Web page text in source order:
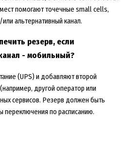
помогают точечные small cells,
альтернативный канал.
резерв, если
- мобильный?
(UPS) и добавляют второй
другой оператор или
сервисов. Резерв должен быть
переключения по расписанию.